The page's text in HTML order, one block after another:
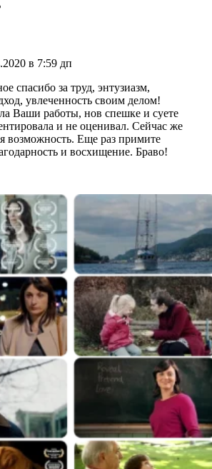
в 7:59 дп
спасибо за труд, энтузиазм,
увлеченность своим делом!
Ваши работы, нов спешке и суете
и не оценивал. Сейчас же
возможность. Еще раз примите
и восхищение. Браво!